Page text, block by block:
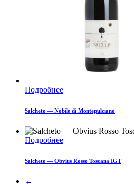
Подробнее
Salcheto — Nobile di Montepulciano
Подробнее
Salcheto — Obvius Rosso Toscana IGT
←